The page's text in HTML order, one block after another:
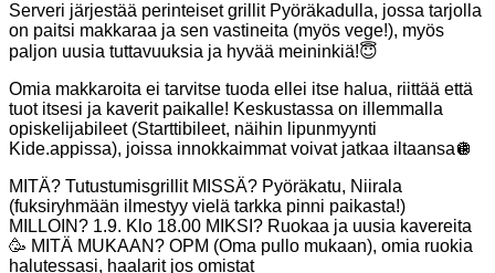
Serveri järjestää perinteiset grillit Pyöräkadulla, jossa tarjolla
on paitsi makkaraa ja sen vastineita (myös vege!), myös
paljon uusia tuttavuuksia ja hyvää meininkiä!😇
Omia makkaroita ei tarvitse tuoda ellei itse halua, riittää että
tuot itsesi ja kaverit paikalle! Keskustassa on illemmalla
opiskelijabileet (Starttibileet, näihin lipunmyynti
Kide.appissa), joissa innokkaimmat voivat jatkaa iltaansa🪩
MITÄ? Tutustumisgrillit MISSÄ? Pyöräkatu, Niirala
(fuksiryhmään ilmestyy vielä tarkka pinni paikasta!)
MILLOIN? 1.9. Klo 18.00 MIKSI? Ruokaa ja uusia kavereita
🥳 MITÄ MUKAAN? OPM (Oma pullo mukaan), omia ruokia
halutessasi, haalarit jos omistat